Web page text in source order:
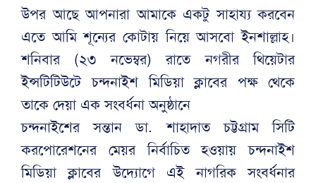
উপর আছে আপনারা আমাকে একটু সাহায্য করবেন
এতে আমি শূন্যের কোটায় নিয়ে আসবো ইনশাল্লাহ।
শনিবার (২৩ নভেম্বর) রাতে নগরীর থিয়েটার
ইন্সটিটিউটে চন্দনাইশ মিডিয়া ক্লাবের পক্ষ থেকে
তাকে দেয়া এক সংবর্ধনা অনুষ্ঠানে
চন্দনাইশের সন্তান ডা. শাহাদাত চট্টগ্রাম সিটি
করপোরেশনের মেয়র নির্বাচিত হওয়ায় চন্দনাইশ
মিডিয়া ক্লাবের উদ্যোগে এই নাগরিক সংবর্ধনার